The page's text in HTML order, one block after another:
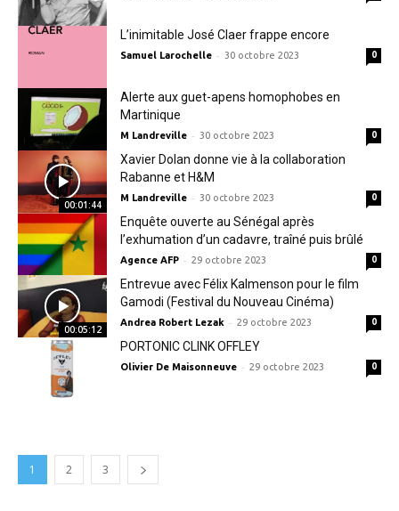
L’inimitable José Claer frappe encore
Samuel Larochelle - 30 octobre 2023 0
Alerte aux guet-apens homophobes en
Martinique
M Landreville - 30 octobre 2023 0
00:01:44
Xavier Dolan donne vie à la collaboration
Rabanne et H&M
M Landreville - 30 octobre 2023 0
Enquête ouverte au Sénégal après
l’exhumation d’un cadavre, traîné puis brûlé
Agence AFP - 29 octobre 2023 0
00:05:12
Entrevue avec Félix Kalmenson pour le film
Gamodi (Festival du Nouveau Cinéma)
Andrea Robert Lezak - 29 octobre 2023 0
PORTONIC CLINK OFFLEY
Olivier De Maisonneuve - 29 octobre 2023 0
1 2 3